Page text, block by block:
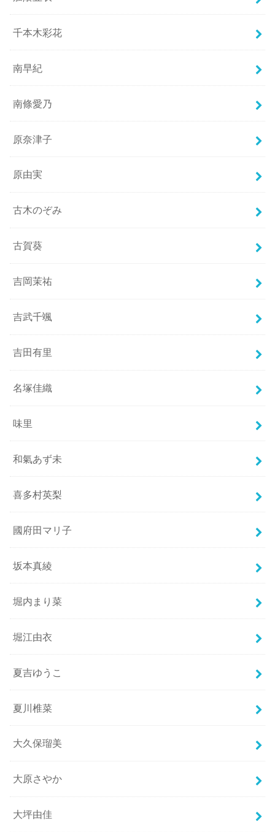
千本木彩花
南早紀
南條愛乃
原奈津子
原由実
古木のぞみ
古賀葵
吉岡茉祐
吉武千颯
吉田有里
名塚佳織
味里
和氣あず未
喜多村英梨
國府田マリ子
坂本真綾
堀内まり菜
堀江由衣
夏吉ゆうこ
夏川椎菜
大久保瑠美
大原さやか
大坪由佳